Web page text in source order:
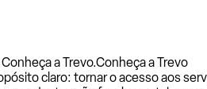
a Trevo.Conheça a Trevo
claro: tornar o acesso aos